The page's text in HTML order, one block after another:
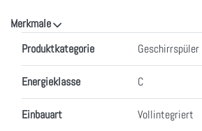
Merkmale
Produktkategorie Geschirrspüler
Energieklasse C
Einbauart Vollintegriert